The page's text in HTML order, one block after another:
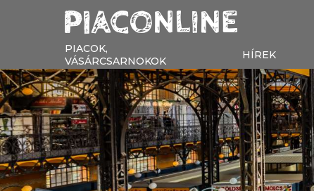
PIACOK,
VÁSÁRCSARNOKOK
HÍREK